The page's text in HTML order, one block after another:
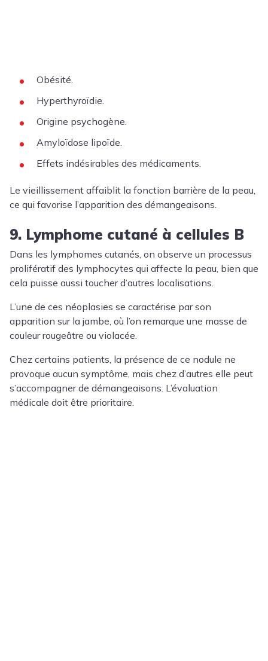
Obésité.
Hyperthyroïdie.
Origine psychogène.
Amyloïdose lipoïde.
Effets indésirables des médicaments.
Le vieillissement affaiblit la fonction barrière de la peau,
ce qui favorise l’apparition des démangeaisons.
9. Lymphome cutané à cellules B
Dans les lymphomes cutanés, on observe un processus
prolifératif des lymphocytes qui affecte la peau, bien que
cela puisse aussi toucher d’autres localisations.
L’une de ces néoplasies se caractérise par son
apparition sur la jambe, où l’on remarque une masse de
couleur rougeâtre ou violacée.
Chez certains patients, la présence de ce nodule ne
provoque aucun symptôme, mais chez d’autres elle peut
s’accompagner de démangeaisons. L’évaluation
médicale doit être prioritaire.